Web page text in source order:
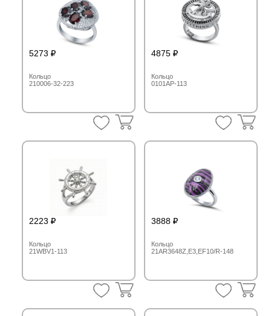
4875
Кольцо
0101AP-113
5273
Кольцо
210006-32-223
3888
Кольцо
21AR3648Z,E3,EF10/R-148
2223
Кольцо
21WBV1-113